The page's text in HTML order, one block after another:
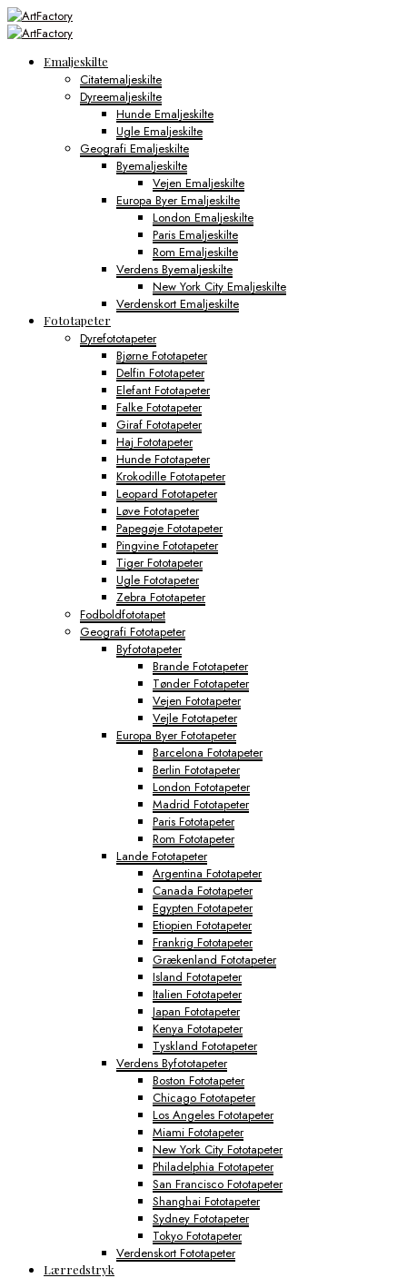
Emaljeskilte
Citatemaljeskilte
Dyreemaljeskilte
Hunde Emaljeskilte
Ugle Emaljeskilte
Geografi Emaljeskilte
Byemaljeskilte
Vejen Emaljeskilte
Europa Byer Emaljeskilte
London Emaljeskilte
Paris Emaljeskilte
Rom Emaljeskilte
Verdens Byemaljeskilte
New York City Emaljeskilte
Verdenskort Emaljeskilte
Fototapeter
Dyrefototapeter
Bjørne Fototapeter
Delfin Fototapeter
Elefant Fototapeter
Falke Fototapeter
Giraf Fototapeter
Haj Fototapeter
Hunde Fototapeter
Krokodille Fototapeter
Leopard Fototapeter
Løve Fototapeter
Papegøje Fototapeter
Pingvine Fototapeter
Tiger Fototapeter
Ugle Fototapeter
Zebra Fototapeter
Fodboldfototapet
Geografi Fototapeter
Byfototapeter
Brande Fototapeter
Tønder Fototapeter
Vejen Fototapeter
Vejle Fototapeter
Europa Byer Fototapeter
Barcelona Fototapeter
Berlin Fototapeter
London Fototapeter
Madrid Fototapeter
Paris Fototapeter
Rom Fototapeter
Lande Fototapeter
Argentina Fototapeter
Canada Fototapeter
Egypten Fototapeter
Etiopien Fototapeter
Frankrig Fototapeter
Grækenland Fototapeter
Island Fototapeter
Italien Fototapeter
Japan Fototapeter
Kenya Fototapeter
Tyskland Fototapeter
Verdens Byfototapeter
Boston Fototapeter
Chicago Fototapeter
Los Angeles Fototapeter
Miami Fototapeter
New York City Fototapeter
Philadelphia Fototapeter
San Francisco Fototapeter
Shanghai Fototapeter
Sydney Fototapeter
Tokyo Fototapeter
Verdenskort Fototapeter
Lærredstryk